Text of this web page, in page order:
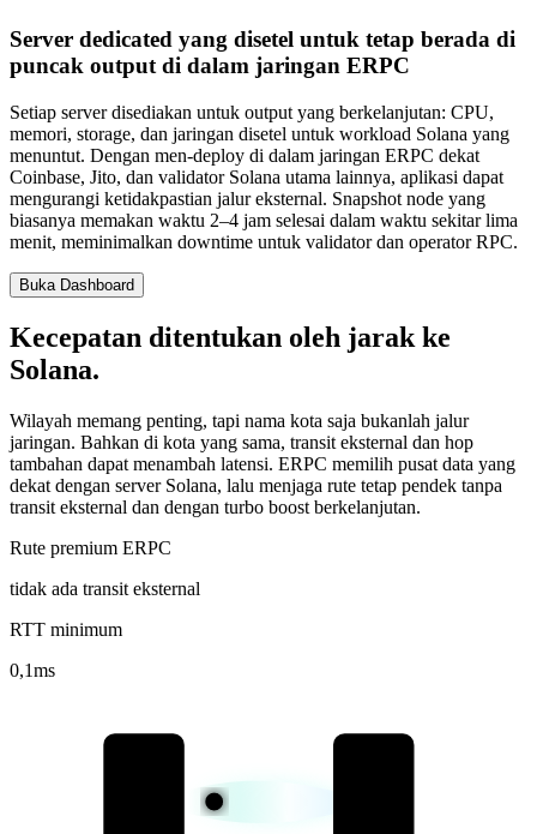
Server dedicated yang disetel untuk tetap berada di
puncak output di dalam jaringan ERPC
Setiap server disediakan untuk output yang berkelanjutan: CPU,
memori, storage, dan jaringan disetel untuk workload Solana yang
menuntut. Dengan men-deploy di dalam jaringan ERPC dekat
Coinbase, Jito, dan validator Solana utama lainnya, aplikasi dapat
mengurangi ketidakpastian jalur eksternal. Snapshot node yang
biasanya memakan waktu 2–4 jam selesai dalam waktu sekitar lima
menit, meminimalkan downtime untuk validator dan operator RPC.
Buka Dashboard
Kecepatan ditentukan oleh jarak ke
Solana.
Wilayah memang penting, tapi nama kota saja bukanlah jalur
jaringan. Bahkan di kota yang sama, transit eksternal dan hop
tambahan dapat menambah latensi. ERPC memilih pusat data yang
dekat dengan server Solana, lalu menjaga rute tetap pendek tanpa
transit eksternal dan dengan turbo boost berkelanjutan.
Rute premium ERPC
tidak ada transit eksternal
RTT minimum
0,1ms